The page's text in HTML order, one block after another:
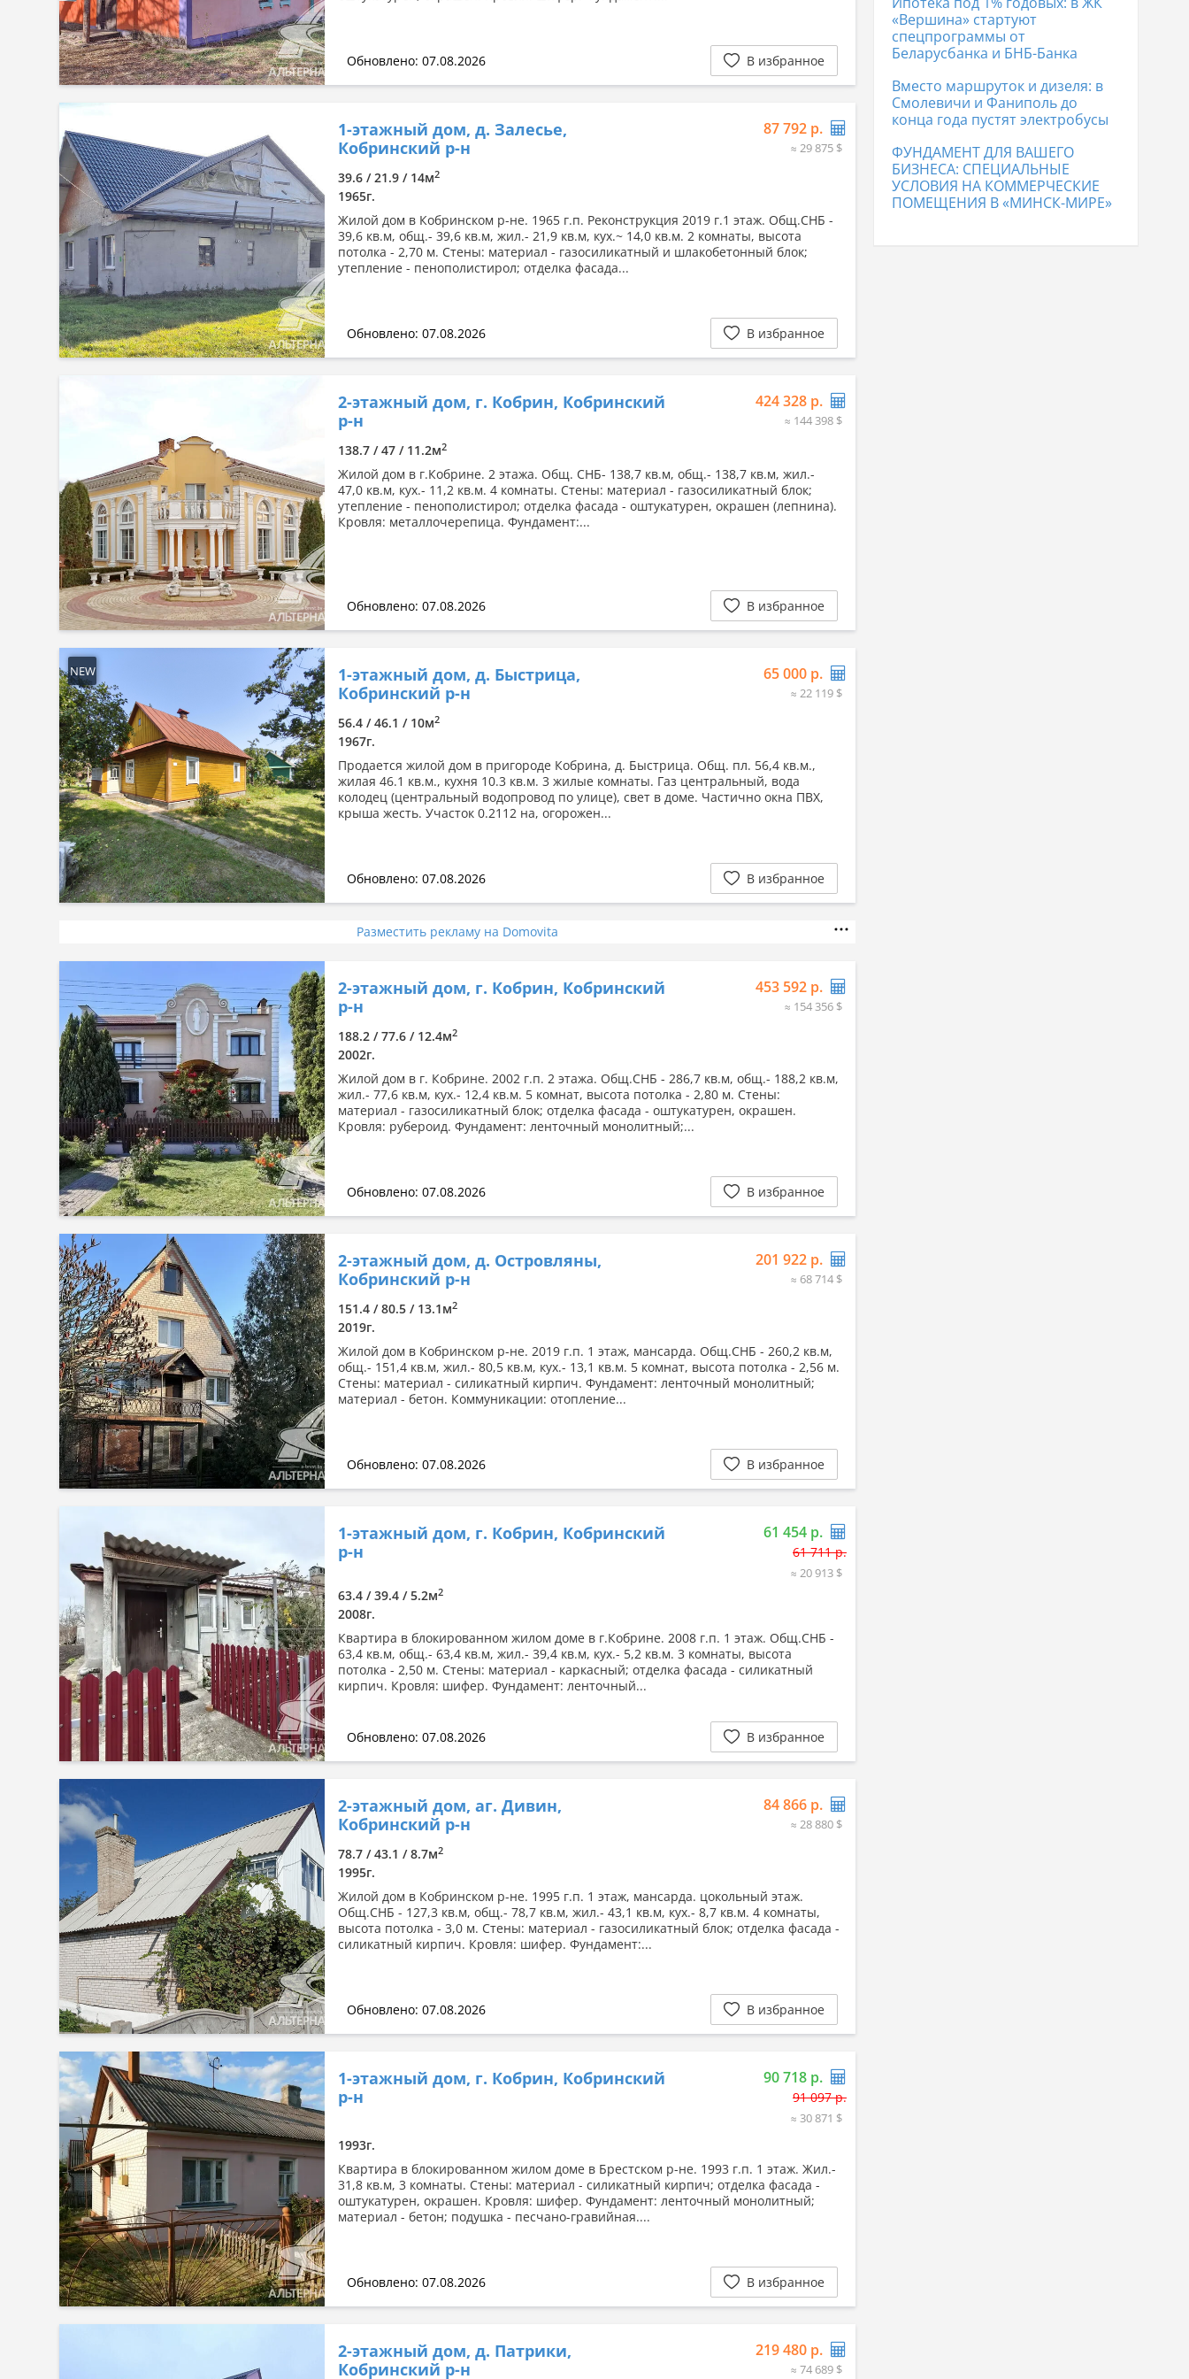
Обновлено: 07.08.2026 В избранное
1-этажный дом, д. Залесье,
Кобринский р-н
87 792 р.
≈ 29 875 $
39.6 / 21.9 / 14м2
1965г.
Жилой дом в Кобринском р-не. 1965 г.п. Реконструкция 2019 г.1 этаж. Общ.СНБ -
39,6 кв.м, общ.- 39,6 кв.м, жил.- 21,9 кв.м, кух.~ 14,0 кв.м. 2 комнаты, высота
потолка - 2,70 м. Стены: материал - газосиликатный и шлакобетонный блок;
утепление - пенополистирол; отделка фасада...
Обновлено: 07.08.2026 В избранное
2-этажный дом, г. Кобрин, Кобринский
р-н
424 328 р.
≈ 144 398 $
138.7 / 47 / 11.2м2
Жилой дом в г.Кобрине. 2 этажа. Общ. СНБ- 138,7 кв.м, общ.- 138,7 кв.м, жил.-
47,0 кв.м, кух.- 11,2 кв.м. 4 комнаты. Стены: материал - газосиликатный блок;
утепление - пенополистирол; отделка фасада - оштукатурен, окрашен (лепнина).
Кровля: металлочерепица. Фундамент:...
Обновлено: 07.08.2026 В избранное
NEW
1-этажный дом, д. Быстрица,
Кобринский р-н
65 000 р.
≈ 22 119 $
56.4 / 46.1 / 10м2
1967г.
Продается жилой дом в пригороде Кобрина, д. Быстрица. Общ. пл. 56,4 кв.м.,
жилая 46.1 кв.м., кухня 10.3 кв.м. 3 жилые комнаты. Газ центральный, вода
колодец (центральный водопровод по улице), свет в доме. Частично окна ПВХ,
крыша жесть. Участок 0.2112 на, огорожен...
Обновлено: 07.08.2026 В избранное
Разместить рекламу на Domovita
2-этажный дом, г. Кобрин, Кобринский
р-н
453 592 р.
≈ 154 356 $
188.2 / 77.6 / 12.4м2
2002г.
Жилой дом в г. Кобрине. 2002 г.п. 2 этажа. Общ.СНБ - 286,7 кв.м, общ.- 188,2 кв.м,
жил.- 77,6 кв.м, кух.- 12,4 кв.м. 5 комнат, высота потолка - 2,80 м. Стены:
материал - газосиликатный блок; отделка фасада - оштукатурен, окрашен.
Кровля: рубероид. Фундамент: ленточный монолитный;...
Обновлено: 07.08.2026 В избранное
2-этажный дом, д. Островляны,
Кобринский р-н
201 922 р.
≈ 68 714 $
151.4 / 80.5 / 13.1м2
2019г.
Жилой дом в Кобринском р-не. 2019 г.п. 1 этаж, мансарда. Общ.СНБ - 260,2 кв.м,
общ.- 151,4 кв.м, жил.- 80,5 кв.м, кух.- 13,1 кв.м. 5 комнат, высота потолка - 2,56 м.
Стены: материал - силикатный кирпич. Фундамент: ленточный монолитный;
материал - бетон. Коммуникации: отопление...
Обновлено: 07.08.2026 В избранное
1-этажный дом, г. Кобрин, Кобринский
р-н
61 454 р.
61 711 р.
≈ 20 913 $
63.4 / 39.4 / 5.2м2
2008г.
Квартира в блокированном жилом доме в г.Кобрине. 2008 г.п. 1 этаж. Общ.СНБ -
63,4 кв.м, общ.- 63,4 кв.м, жил.- 39,4 кв.м, кух.- 5,2 кв.м. 3 комнаты, высота
потолка - 2,50 м. Стены: материал - каркасный; отделка фасада - силикатный
кирпич. Кровля: шифер. Фундамент: ленточный...
Обновлено: 07.08.2026 В избранное
2-этажный дом, аг. Дивин,
Кобринский р-н
84 866 р.
≈ 28 880 $
78.7 / 43.1 / 8.7м2
1995г.
Жилой дом в Кобринском р-не. 1995 г.п. 1 этаж, мансарда. цокольный этаж.
Общ.СНБ - 127,3 кв.м, общ.- 78,7 кв.м, жил.- 43,1 кв.м, кух.- 8,7 кв.м. 4 комнаты,
высота потолка - 3,0 м. Стены: материал - газосиликатный блок; отделка фасада -
силикатный кирпич. Кровля: шифер. Фундамент:...
Обновлено: 07.08.2026 В избранное
1-этажный дом, г. Кобрин, Кобринский
р-н
90 718 р.
91 097 р.
≈ 30 871 $
1993г.
Квартира в блокированном жилом доме в Брестском р-не. 1993 г.п. 1 этаж. Жил.-
31,8 кв.м, 3 комнаты. Стены: материал - силикатный кирпич; отделка фасада -
оштукатурен, окрашен. Кровля: шифер. Фундамент: ленточный монолитный;
материал - бетон; подушка - песчано-гравийная....
Обновлено: 07.08.2026 В избранное
2-этажный дом, д. Патрики,
Кобринский р-н
219 480 р.
≈ 74 689 $
Дома в Лиде 170 267 р.
«Вершина» стартуют
спецпрограммы от
Беларусбанка и БНБ-Банка
Вместо маршруток и дизеля: в
Смолевичи и Фаниполь до
конца года пустят электробусы
ФУНДАМЕНТ ДЛЯ ВАШЕГО
БИЗНЕСА: СПЕЦИАЛЬНЫЕ
УСЛОВИЯ НА КОММЕРЧЕСКИЕ
ПОМЕЩЕНИЯ В «МИНСК-МИРЕ»